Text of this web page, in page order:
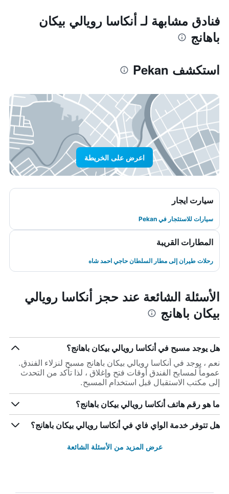
فنادق مشابهة لـ أنكاسا رويالي بيكان
باهانج
استكشف Pekan
اعرض على الخريطة
سيارت ايجار
سيارات للاستئجار في Pekan
المطارات القريبة
رحلات طيران إلى مطار السلطان حاجي احمد شاه
الأسئلة الشائعة عند حجز أنكاسا رويالي
بيكان باهانج
هل يوجد مسبح في أنكاسا رويالي بيكان باهانج؟
نعم ، يوجد في أنكاسا رويالي بيكان باهانج مسبح لنزلاء الفندق.
عموماً لمسابح الفندق أوقات فتح وإغلاق ، لذا تأكد من التحدث
إلى مكتب الاستقبال قبل استخدام المسبح.
ما هو رقم هاتف أنكاسا رويالي بيكان باهانج؟
هل تتوفر خدمة الواي فاي في أنكاسا رويالي بيكان باهانج؟
عرض المزيد من الأسئلة الشائعة